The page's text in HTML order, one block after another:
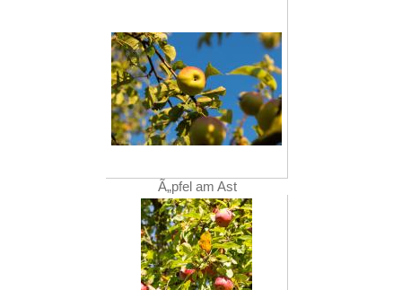
Ã„pfel am Ast